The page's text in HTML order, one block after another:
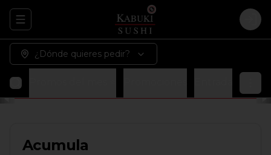
Abrir menu de navegación
¿Dónde quieres pedir?
Acumula